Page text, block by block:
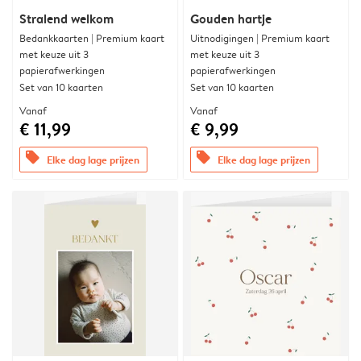
Stralend welkom
Bedankkaarten | Premium kaart
met keuze uit 3
papierafwerkingen
Set van 10 kaarten
Vanaf
€ 11,99
offers Elke dag lage prijzen
Gouden hartje
Uitnodigingen | Premium kaart
met keuze uit 3
papierafwerkingen
Set van 10 kaarten
Vanaf
€ 9,99
offers Elke dag lage prijzen